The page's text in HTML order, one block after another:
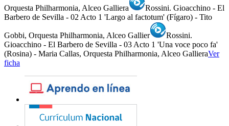
Orquesta Philharmonia, Alceo Galliera
Rossini. Gioacchino - El
Barbero de Sevilla - 02 Acto 1 'Largo al factotum' (Fígaro) - Tito
Gobbi, Orquesta Philharmonia, Alceo Gallier
Rossini.
Gioacchino - El Barbero de Sevilla - 03 Acto 1 'Una voce poco fa'
(Rosina) - Maria Callas, Orquesta Philharmonia, Alceo GallieraVer
ficha